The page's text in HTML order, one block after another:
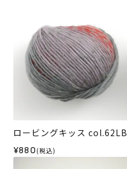
ロービングキッス col.62LB
¥880 (税込)